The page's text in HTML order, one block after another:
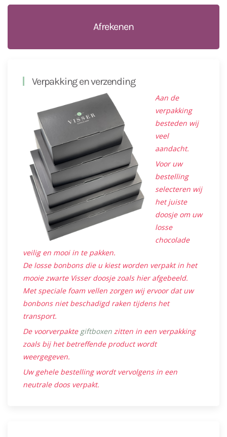
Afrekenen
Verpakking en verzending
Aan de
verpakking
besteden wij
veel
aandacht.
Voor uw
bestelling
selecteren wij
het juiste
doosje om uw
losse
chocolade
veilig en mooi in te pakken.
De losse bonbons die u kiest worden verpakt in het
mooie zwarte Visser doosje zoals hier afgebeeld.
Met speciale foam vellen zorgen wij ervoor dat uw
bonbons niet beschadigd raken tijdens het
transport.
De voorverpakte giftboxen zitten in een verpakking
zoals bij het betreffende product wordt
weergegeven.
Uw gehele bestelling wordt vervolgens in een
neutrale doos verpakt.